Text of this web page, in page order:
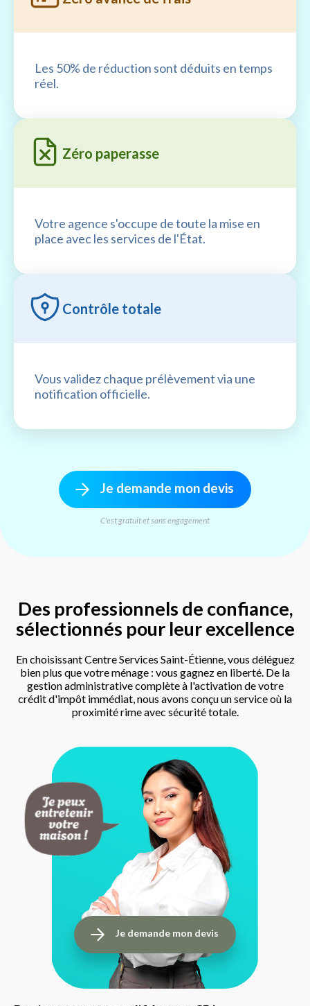
Les 50% de réduction sont déduits en temps
réel.
Zéro paperasse
Votre agence s'occupe de toute la mise en
place avec les services de l'État.
Contrôle totale
Vous validez chaque prélèvement via une
notification officielle.
Je demande mon devis
C'est gratuit et sans engagement
Des professionnels de confiance,
sélectionnés pour leur excellence
En choisissant Centre Services Saint-Étienne, vous déléguez
bien plus que votre ménage : vous gagnez en liberté. De la
gestion administrative complète à l'activation de votre
crédit d'impôt immédiat, nous avons conçu un service où la
proximité rime avec sécurité totale.
Je demande mon devis